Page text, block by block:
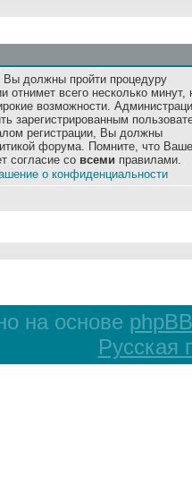
должны пройти процедуру
отнимет всего несколько минут,
возможности.
зарегистрированным
регистрации, Вы должны
форума. Помните, что Ваше
согласие со всеми правилами.
о конфиденциальности
на основе phpBB
Русская